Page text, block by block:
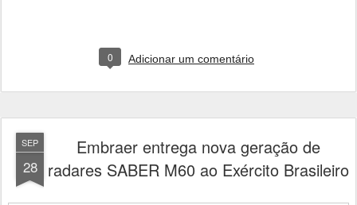
0 Adicionar um comentário
SEP
28
Embraer entrega nova geração de
radares SABER M60 ao Exército Brasileiro